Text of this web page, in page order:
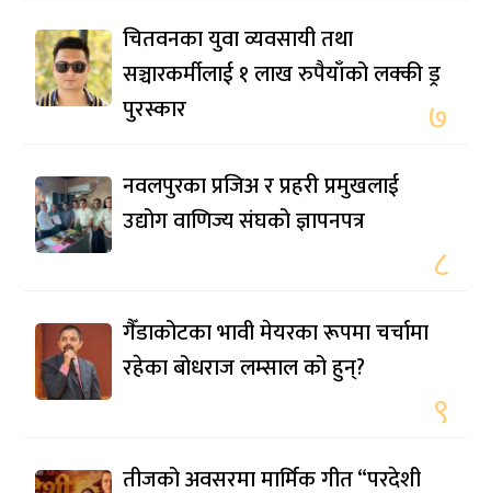
चितवनका युवा व्यवसायी तथा
सञ्चारकर्मीलाई १ लाख रुपैयाँको लक्की ड्र
पुरस्कार
७
नवलपुरका प्रजिअ र प्रहरी प्रमुखलाई
उद्योग वाणिज्य संघको ज्ञापनपत्र
८
गैँडाकोटका भावी मेयरका रूपमा चर्चामा
रहेका बोधराज लम्साल को हुन्?
९
तीजको अवसरमा मार्मिक गीत “परदेशी